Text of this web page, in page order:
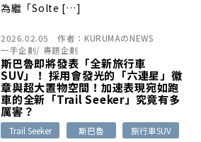
為繼「Solte […]
2026.02.05 作者： KURUMAのNEWS
一手企劃/ 專題企劃
斯巴魯即將發表「全新旅行車
SUV」！ 採用會發光的「六連星」徽
章與超大置物空間！加速表現宛如跑
車的全新「Trail Seeker」究竟有多
厲害？
Trail Seeker 斯巴魯 旅行車SUV